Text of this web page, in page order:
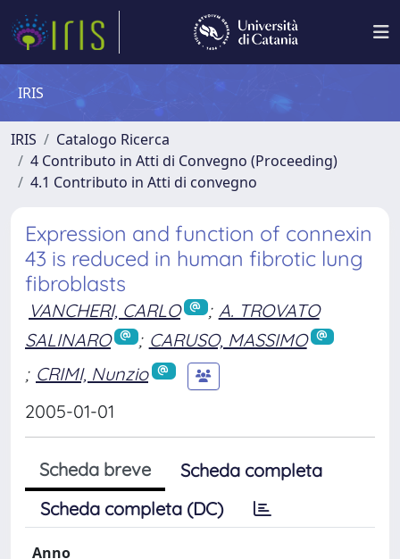
IRIS
IRIS
Catalogo Ricerca
4 Contributo in Atti di Convegno (Proceeding)
4.1 Contributo in Atti di convegno
Expression and function of connexin
43 is reduced in human fibrotic lung
fibroblasts
VANCHERI, CARLO ; A. TROVATO
SALINARO
; CARUSO, MASSIMO
; CRIMI, Nunzio
2005-01-01
Scheda breve
Scheda completa
Scheda completa (DC)
Anno